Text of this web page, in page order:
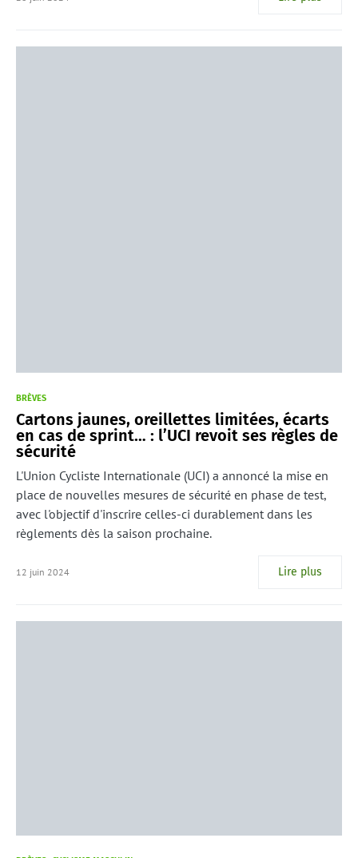
BRÈVES
Cartons jaunes, oreillettes limitées, écarts
en cas de sprint… : l’UCI revoit ses règles de
sécurité
L'Union Cycliste Internationale (UCI) a annoncé la mise en
place de nouvelles mesures de sécurité en phase de test,
avec l'objectif d'inscrire celles-ci durablement dans les
règlements dès la saison prochaine.
12 juin 2024 Lire plus